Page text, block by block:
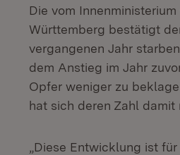
Die vom
Württemberg bestätigt
vergangenen Jahr
dem Anstieg im Jahr
Opfer weniger zu
hat sich deren Zahl damit
„Diese Entwicklung ist